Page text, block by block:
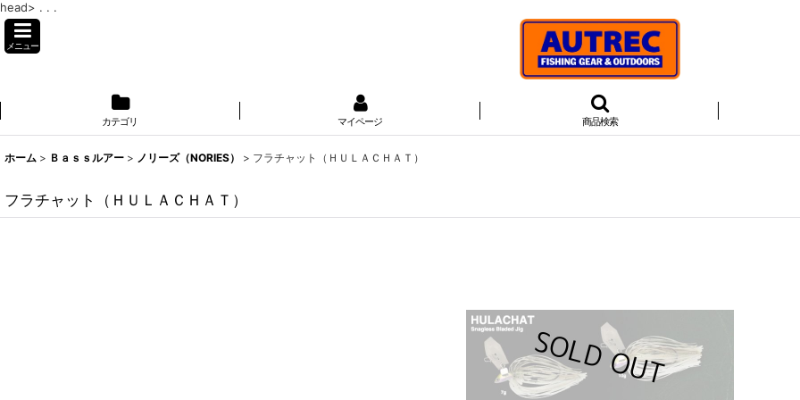
head> . . .
メニュー
カテゴリ マイページ 商品検索
ホーム > Ｂａｓｓルアー > ノリーズ（NORIES） > フラチャット（ＨＵＬＡＣＨＡＴ）
フラチャット（ＨＵＬＡＣＨＡＴ）